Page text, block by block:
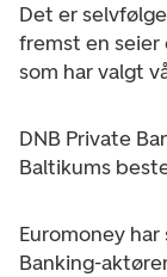
Det er
fremst en seier
som har valgt
DNB Private
Baltikums
Euromoney
Banking-